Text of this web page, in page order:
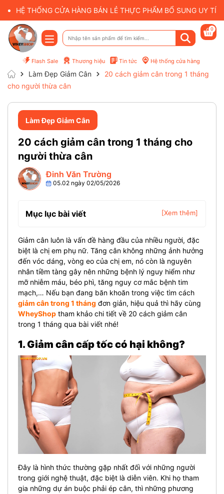
HỆ THỐNG CỬA HÀNG BÁN LẺ THỰC PHẨM BỔ SUNG UY
Flash Sale Thương hiệu Tin tức Hệ thống cửa hàng
0
Làm Đẹp Giảm Cân
20 cách giảm cân trong 1 tháng
cho người thừa cân
Làm Đẹp Giảm Cân
20 cách giảm cân trong 1 tháng cho
người thừa cân
Đinh Văn Trường
05.02 ngày 02/05/2026
Mục lục bài viết [Xem thêm]
Giảm cân luôn là vấn đề hàng đầu của nhiều người, đặc
biệt là chị em phụ nữ. Tăng cân không những ảnh hưởng
đến vóc dáng, vòng eo của chị em, nó còn là nguyên
nhân tiềm tàng gây nên những bệnh lý nguy hiểm như
mỡ nhiễm máu, béo phì, tăng nguy cơ mắc bệnh tim
mạch,… Nếu bạn đang băn khoăn trong việc tìm cách
giảm cân trong 1 tháng đơn giản, hiệu quả thì hãy cùng
WheyShop tham khảo chi tiết về 20 cách giảm cân
trong 1 tháng qua bài viết nhé!
1. Giảm cân cấp tốc có hại không?
Đây là hình thức thường gặp nhất đối với những người
trong giới nghệ thuật, đặc biệt là diễn viên. Khi họ tham
gia những dự án buộc phải ép cân, thì những phương